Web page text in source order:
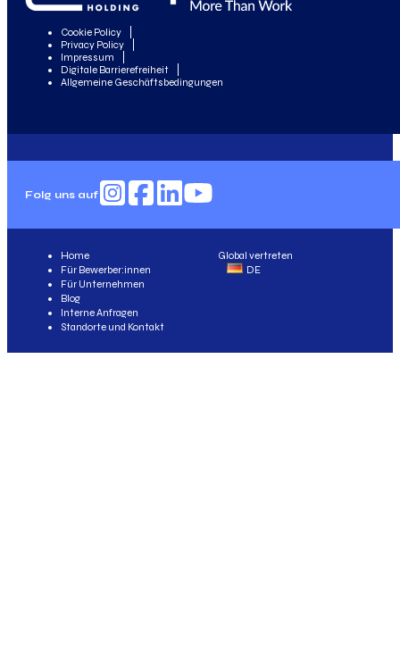
Cookie Policy
Privacy Policy
Impressum
Digitale Barrierefreiheit
Allgemeine Geschäftsbedingungen
Folg uns auf
Global vertreten
DE
Home
Für Bewerber:innen
Für Unternehmen
Blog
Interne Anfragen
Standorte und Kontakt